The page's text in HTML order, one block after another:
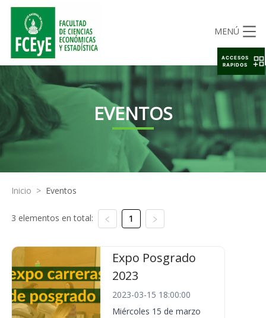
MENÚ
EVENTOS
Inicio > Eventos
3 elementos en total: 1
Expo Posgrado
2023
2023-03-15 18:00:00
Miércoles 15 de marzo
ACCESOS
RAPIDOS